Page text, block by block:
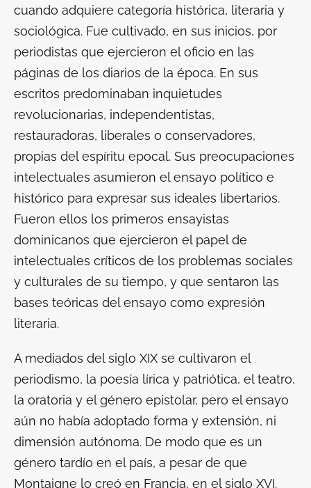
cuando adquiere categoría histórica, literaria y
sociológica. Fue cultivado, en sus inicios, por
periodistas que ejercieron el oficio en las
páginas de los diarios de la época. En sus
escritos predominaban inquietudes
revolucionarias, independentistas,
restauradoras, liberales o conservadores,
propias del espíritu epocal. Sus preocupaciones
intelectuales asumieron el ensayo político e
histórico para expresar sus ideales libertarios.
Fueron ellos los primeros ensayistas
dominicanos que ejercieron el papel de
intelectuales críticos de los problemas sociales
y culturales de su tiempo, y que sentaron las
bases teóricas del ensayo como expresión
literaria.
A mediados del siglo XIX se cultivaron el
periodismo, la poesía lírica y patriótica, el teatro,
la oratoria y el género epistolar, pero el ensayo
aún no había adoptado forma y extensión, ni
dimensión autónoma. De modo que es un
género tardío en el país, a pesar de que
Montaigne lo creó en Francia, en el siglo XVI.